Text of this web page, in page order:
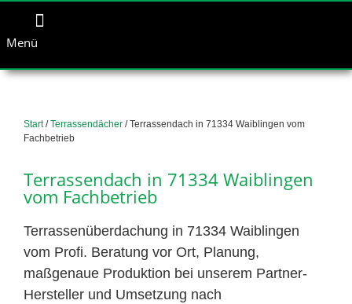
Menü
Start/Terrassendächer / Terrassendach in 71334 Waiblingen vom
Fachbetrieb
Terrassendach in 71334 Waiblingen
vom Fachbetrieb
Terrassenüberdachung in 71334 Waiblingen
vom Profi. Beratung vor Ort, Planung,
maßgenaue Produktion bei unserem Partner-
Hersteller und Umsetzung nach